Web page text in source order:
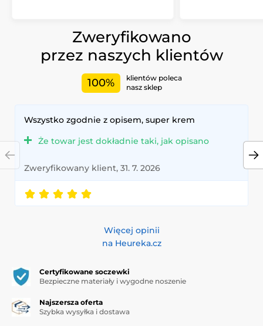
Zweryfikowano
przez naszych klientów
100%
klientów poleca
nasz sklep
Wszystko zgodnie z opisem, super krem
Że towar jest dokładnie taki, jak opisano
Zweryfikowany klient, 31. 7. 2026
Więcej opinii
na Heureka.cz
Certyfikowane soczewki
Bezpieczne materiały i wygodne noszenie
Najszersza oferta
Szybka wysyłka i dostawa